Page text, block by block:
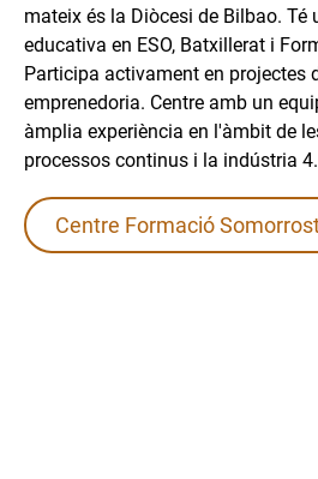
mateix és la Diòcesi de Bilbao. Té
educativa en ESO, Batxillerat i
Participa activament en projectes
emprenedoria. Centre amb un
àmplia experiència en l'àmbit de
processos continus i la indústria
Centre Formació